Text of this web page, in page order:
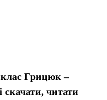
Грицюк –
скачати, читати